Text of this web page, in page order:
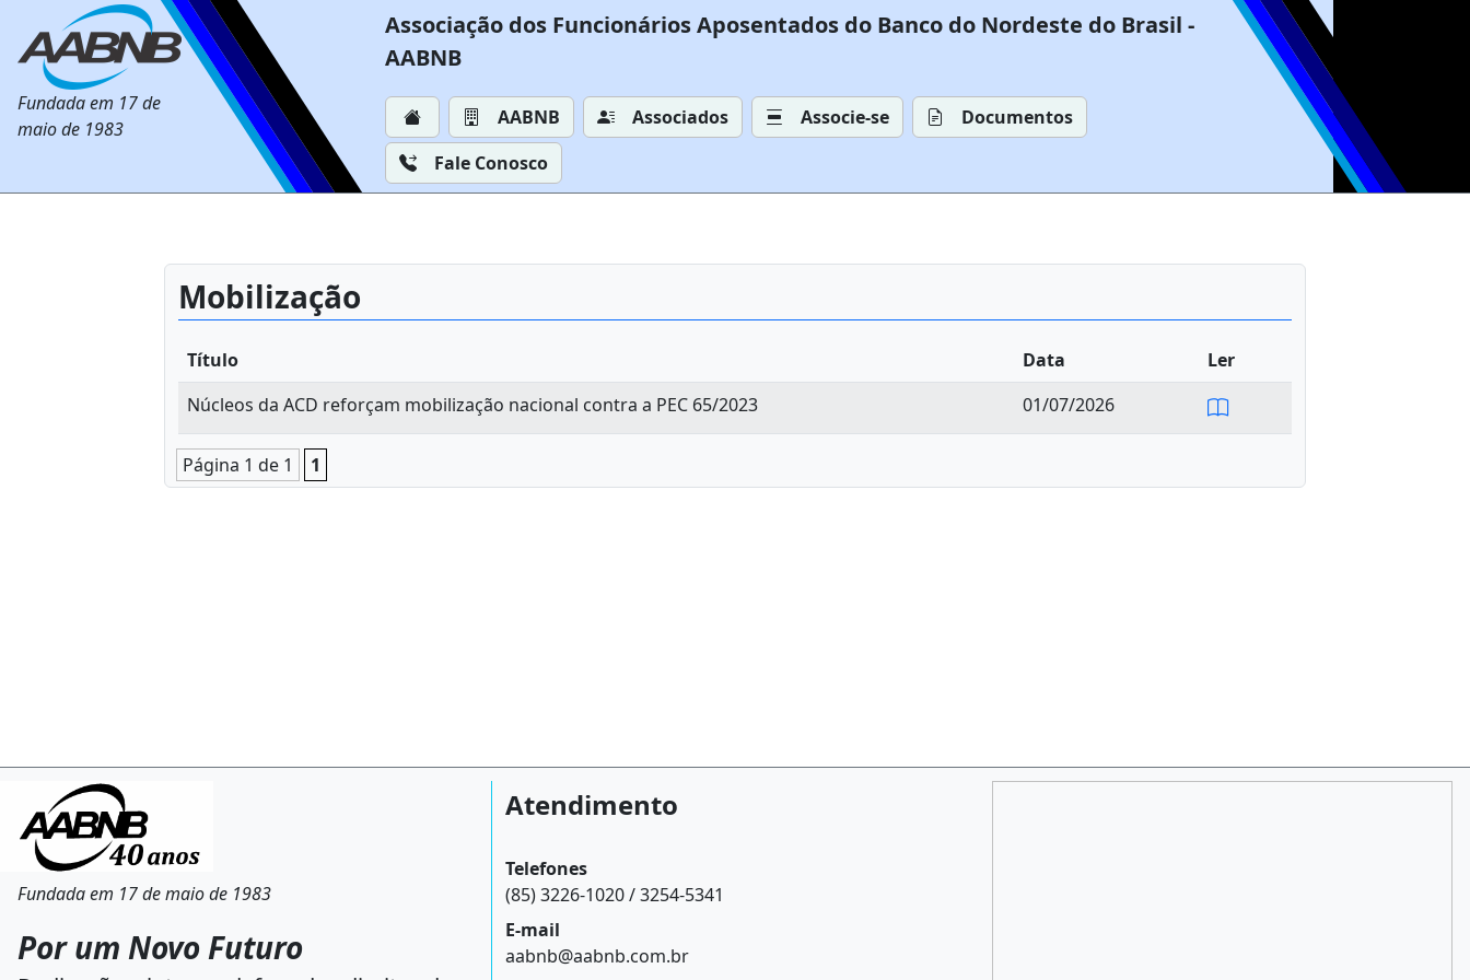
Fundada em 17 de
maio de 1983
Associação dos Funcionários Aposentados do Banco do Nordeste do Brasil -
AABNB
AABNB Associados Associe-se
Documentos
Fale Conosco
Mobilização
Título Data
Ler
Núcleos da ACD reforçam mobilização nacional contra a PEC 65/2023
01/07/2026
Página 1 de 1 1
Fundada em 17 de maio de 1983
Por um Novo Futuro
Atendimento
Telefones
(85) 3226-1020 / 3254-5341
E-mail
aabnb@aabnb.com.br